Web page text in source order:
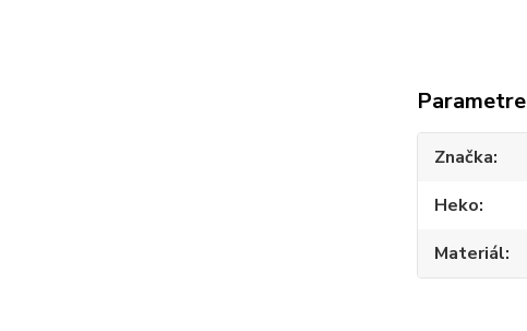
Parametre
Značka
Heko
Materiál